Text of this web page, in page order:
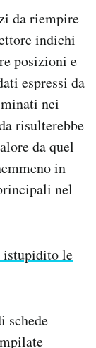
da riempire
indichi
posizioni e
espressi da
nei
risulterebbe
da quel
in
nel
istupidito le
schede